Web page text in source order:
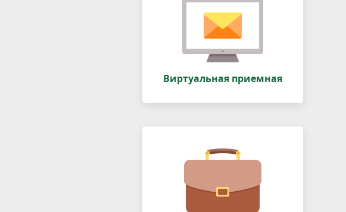
Виртуальная приемная